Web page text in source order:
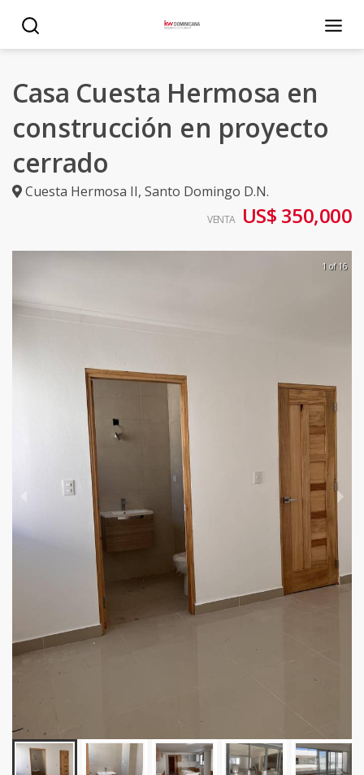
Casa Cuesta Hermosa en
construcción en proyecto
cerrado
Cuesta Hermosa II, Santo Domingo D.N.
VENTA US$ 350,000
1 of 16